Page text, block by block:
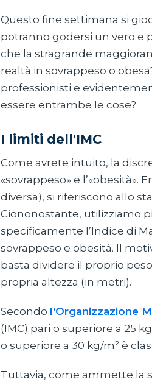
Questo fine settimana si
potranno godersi un vero e
che la stragrande
realtà in sovrappeso o
professionisti e
essere entrambe le cose?
I limiti dell'IMC
Come avrete intuito, la
«sovrappeso» e
diversa), si riferiscono allo
Ciononostante, utilizziamo
specificamente l’Indice di
sovrappeso e obesità. Il
basta dividere il proprio
propria altezza (in metri).
Secondo l'Organizzazione
(IMC) pari o superiore a 25
o superiore a 30 kg/m² è
Tuttavia, come ammette la